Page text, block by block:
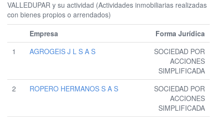
VALLEDUPAR y su actividad (Actividades inmobiliarias realizadas
con bienes propios o arrendados)
Empresa
Forma Jurídica
1
AGROGEIS J L S A S
SOCIEDAD POR
ACCIONES
SIMPLIFICADA
2
ROPERO HERMANOS S A S
SOCIEDAD POR
ACCIONES
SIMPLIFICADA